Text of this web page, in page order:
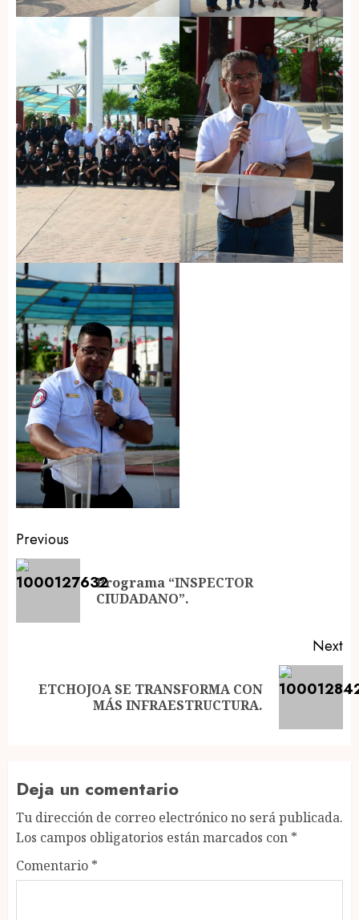
Post
navigation
Previous
Programa “INSPECTOR
CIUDADANO”.
Next
NextETCHOJOA SE TRANSFORMA CON
MÁS INFRAESTRUCTURA.
Deja un comentario
Tu dirección de correo electrónico no será publicada.
Los campos obligatorios están marcados con *
Comentario *